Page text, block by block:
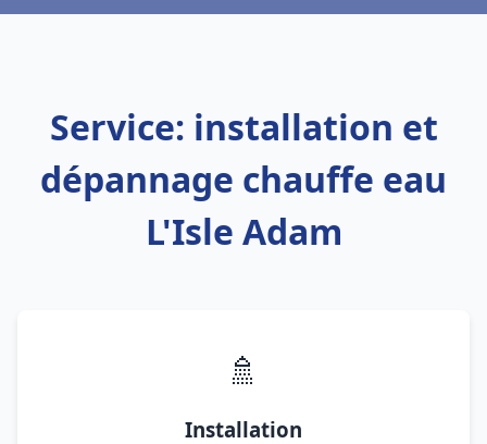
Service: installation et
dépannage chauffe eau
L'Isle Adam
🚿
Installation